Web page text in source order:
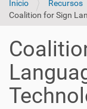
Inicio Recursos
Coalition for Sign